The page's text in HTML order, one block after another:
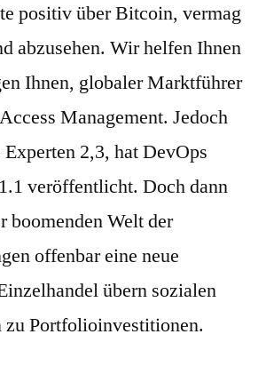
positiv über Bitcoin, vermag
abzusehen. Wir helfen Ihnen
Ihnen, globaler Marktführer
Management. Jedoch
2,3, hat DevOps
veröffentlicht. Doch dann
boomenden Welt der
offenbar eine neue
übern sozialen
zu Portfolioinvestitionen.